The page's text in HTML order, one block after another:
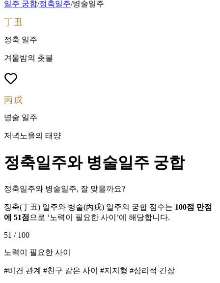
일주 궁합/정축일주/병술일주
丁丑
정축 일주
겨울밤의 촛불
丙戌
병술 일주
저녁노을의 태양
정축일주와 병술일주 궁합
정축일주와 병술일주, 잘 맞을까요?
정축(丁丑) 일주와 병술(丙戌) 일주의 궁합 점수는 100점 만점
에 51점 으로 ‘노력이 필요한 사이 ’에 해당합니다.
51 / 100
노력이 필요한 사이
#비견 관계 #친구 같은 사이 #지지형 #심리적 긴장